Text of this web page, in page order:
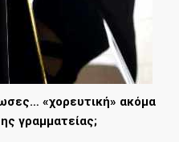
«χορευτική» ακόμα
γραμματείας;